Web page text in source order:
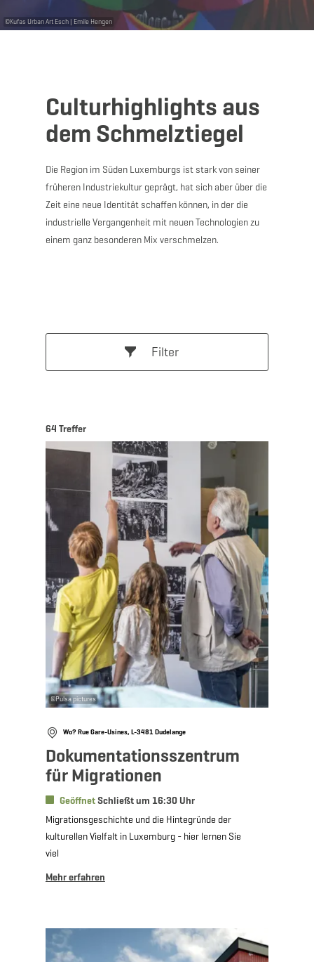
©Kufas Urban Art Esch | Emile Hengen
Culturhighlights aus
dem Schmelztiegel
Die Region im Süden Luxemburgs ist stark von seiner
früheren Industriekultur geprägt, hat sich aber über die
Zeit eine neue Identität schaffen können, in der die
industrielle Vergangenheit mit neuen Technologien zu
einem ganz besonderen Mix verschmelzen.
Filter
64 Treffer
©Pulsa pictures
Wo? Rue Gare-Usines, L-3481 Dudelange
Dokumentationsszentrum
für Migrationen
GeöffnetSchließt um 16:30 Uhr
Migrationsgeschichte und die Hintegründe der
kulturellen Vielfalt in Luxemburg - hier lernen Sie
viel
Mehr erfahren